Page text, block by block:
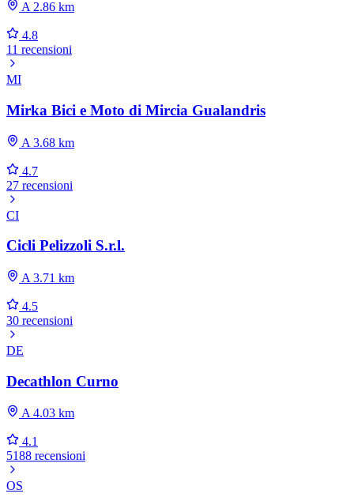
A 2.86 km
4.8
11 recensioni
MI
Mirka Bici e Moto di Mircia Gualandris
A 3.68 km
4.7
27 recensioni
CI
Cicli Pelizzoli S.r.l.
A 3.71 km
4.5
30 recensioni
DE
Decathlon Curno
A 4.03 km
4.1
5188 recensioni
OS